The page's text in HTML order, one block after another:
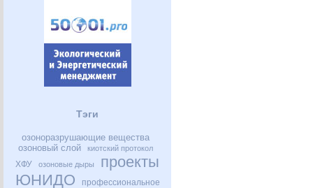
Тэги
озоноразрушающие вещества
озоновый слой
киотский протокол
ХФУ озоновые дыры
проекты
ЮНИДО
профессиональное